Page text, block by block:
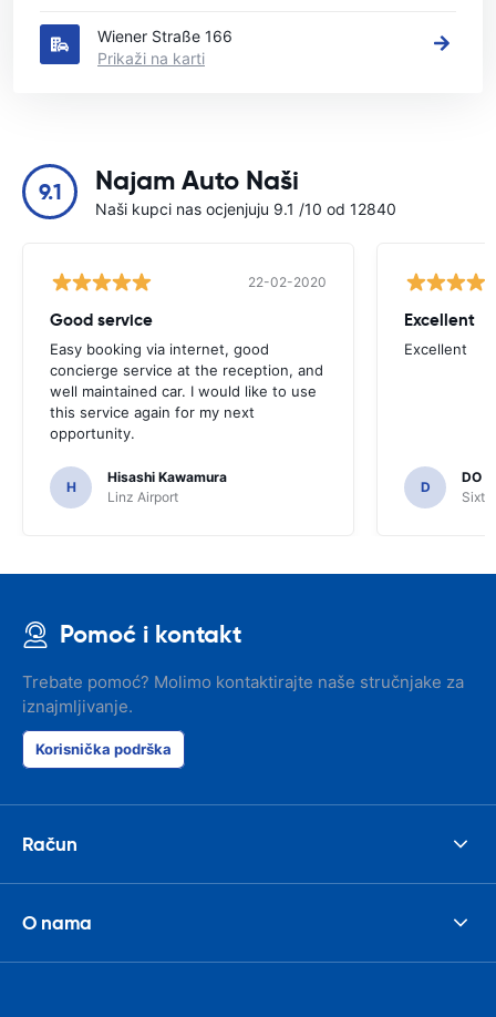
Wiener Straße 166
Prikaži na karti
9.1 Najam Auto Naši
Naši kupci nas ocjenjuju 9.1 /10 od 12840
22-02-2020
Good service
Easy booking via internet, good
concierge service at the reception, and
well maintained car. I would like to use
this service again for my next
opportunity.
H
Hisashi Kawamura
Linz Airport
Excellent
Excellent
D
DO
Sixt
Pomoć i kontakt
Trebate pomoć? Molimo kontaktirajte naše stručnjake za
iznajmljivanje.
Korisnička podrška
Račun
O nama